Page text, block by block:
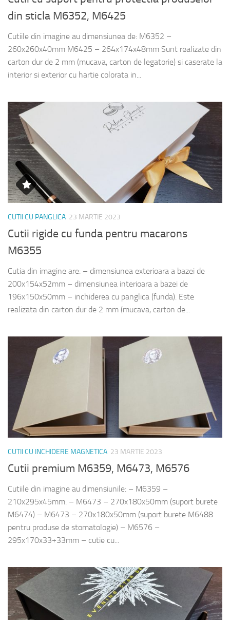
din sticla M6352, M6425
Cutiile din imagine au dimensiunea de: M6352 –
260x260x40mm M6425 – 264x174x48mm Sunt realizate din
carton dur de 2 mm (mucava, carton de legatorie) si caserate la
interior si exterior cu hartie colorata in...
CUTII CU PANGLICA 23 MARTIE 2023
Cutii rigide cu funda pentru macarons
M6355
Cutia din imagine are: – dimensiunea exterioara a bazei de
200x154x52mm – dimensiunea interioara a bazei de
196x150x50mm – inchiderea cu panglica (funda). Este
realizata din carton dur de 2 mm (mucava, carton de...
CUTII CU INCHIDERE MAGNETICA 23 MARTIE 2023
Cutii premium M6359, M6473, M6576
Cutiile din imagine au dimensiunile: – M6359 –
210x295x45mm. – M6473 – 270x180x50mm (suport burete
M6474) – M6473 – 270x180x50mm (suport burete M6488
pentru produse de stomatologie) – M6576 –
295x170x33+33mm – cutie cu...